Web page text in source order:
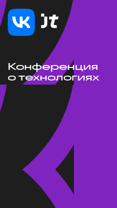
Конференция
о технологиях